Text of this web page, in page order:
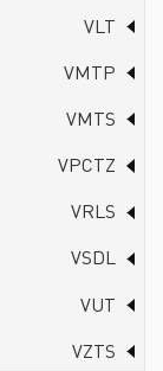
VLT
VMTP
VMTS
VPCTZ
VRLS
VSDL
VUT
VZTS